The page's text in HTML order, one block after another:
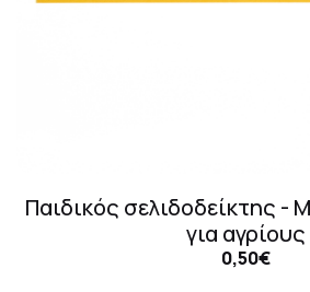
Παιδικός σελιδοδείκτης -
για αγρίους
0,50€